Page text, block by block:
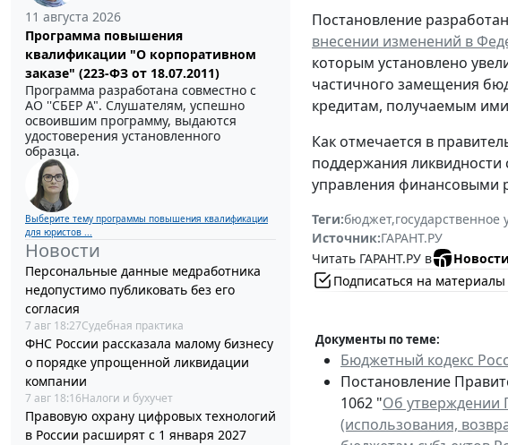
11 августа 2026
Программа повышения
квалификации "О корпоративном
заказе" (223-ФЗ от 18.07.2011)
Программа разработана совместно с
АО ''СБЕР А". Слушателям, успешно
освоившим программу, выдаются
удостоверения установленного
образца.
Выберите тему программы повышения квалификации
для юристов ...
Новости
Персональные данные медработника
недопустимо публиковать без его
согласия
7 авг 18:27Судебная практика
ФНС России рассказала малому бизнесу
о порядке упрощенной ликвидации
компании
7 авг 18:16Налоги и бухучет
Правовую охрану цифровых технологий
в России расширят с 1 января 2027
Постановление
внесении изменений в
которым установлено
частичного замещения
кредитам, получаемым
Как отмечается в
поддержания
управления финансовыми
Теги:бюджет,государственное
Источник:ГАРАНТ.РУ
Читать ГАРАНТ.РУ в
Новости
Подписаться на
Документы по теме:
Бюджетный кодекс
Постановление
1062 "Об утверждении
(использования,